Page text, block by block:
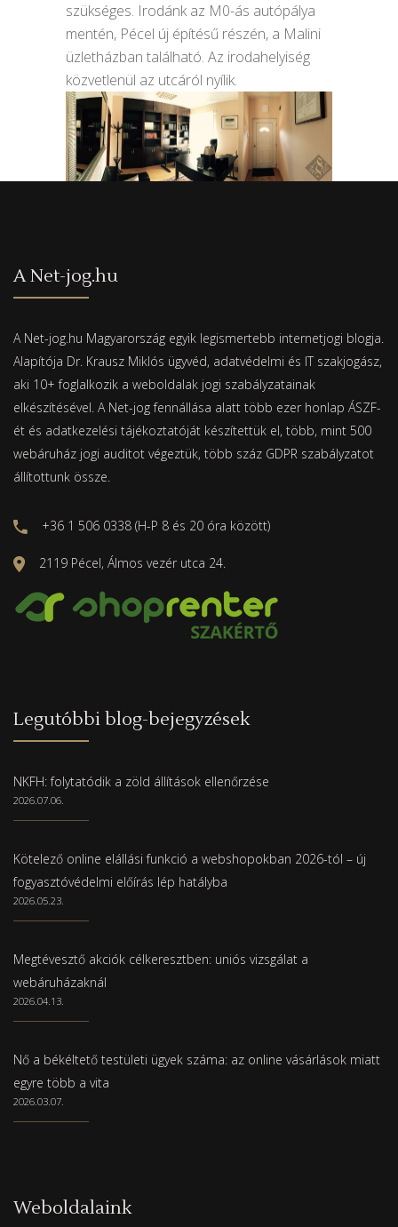
szükséges. Irodánk az M0-ás autópálya
mentén, Pécel új építésű részén, a Malini
üzletházban található. Az irodahelyiség
közvetlenül az utcáról nyílik.
A Net-jog.hu
A Net-jog.hu Magyarország egyik legismertebb internetjogi blogja.
Alapítója Dr. Krausz Miklós ügyvéd, adatvédelmi és IT szakjogász,
aki 10+ foglalkozik a weboldalak jogi szabályzatainak
elkészítésével. A Net-jog fennállása alatt több ezer honlap ÁSZF-
ét és adatkezelési tájékoztatóját készítettük el, több, mint 500
webáruház jogi auditot végeztük, több száz GDPR szabályzatot
állítottunk össze.
+36 1 506 0338 (H-P 8 és 20 óra között)
2119 Pécel, Álmos vezér utca 24.
Legutóbbi blog-bejegyzések
NKFH: folytatódik a zöld állítások ellenőrzése
2026.07.06.
Kötelező online elállási funkció a webshopokban 2026-tól – új
fogyasztóvédelmi előírás lép hatályba
2026.05.23.
Megtévesztő akciók célkeresztben: uniós vizsgálat a
webáruházaknál
2026.04.13.
Nő a békéltető testületi ügyek száma: az online vásárlások miatt
egyre több a vita
2026.03.07.
Weboldalaink